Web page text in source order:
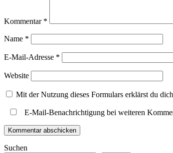
Kommentar *
Name *
E-Mail-Adresse *
Website
Mit der Nutzung dieses Formulars erklärst du
E-Mail-Benachrichtigung bei weiteren
Suchen